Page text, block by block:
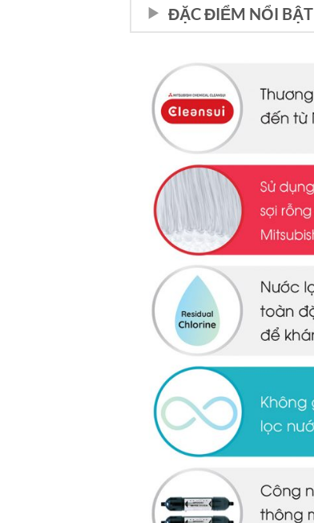
ĐẶC ĐIỂM NỔI BẬT